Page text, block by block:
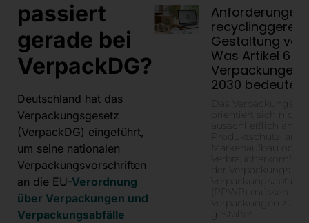
passiert
gerade bei
VerpackDG?
Deutschland hat das
Verpackungsgesetz
(VerpackDG) eingeführt,
um seine nationalen
Verpackungsvorschriften
an die EU-Verordnung
über Verpackungen und
Verpackungsabfälle
Anforderungen
Gestaltung von
Was Artikel 6
Verpackungen
2030 bedeutet
Das
ausschließlich am
Produktschutz, am
Markenaufbau oder
der Verpackungs-
(PPWR) müssen
Verpackungen
gestaltet